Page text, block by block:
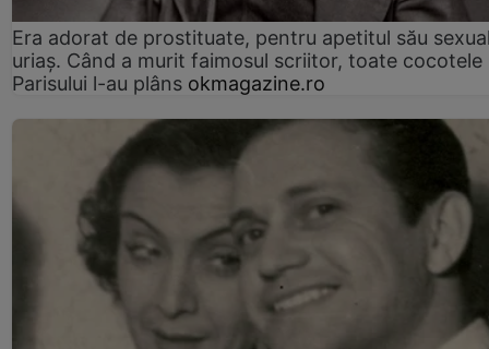
Era adorat de prostituate, pentru apetitul său
uriaș. Când a murit faimosul scriitor, toate cocotele
Parisului l-au plâns okmagazine.ro